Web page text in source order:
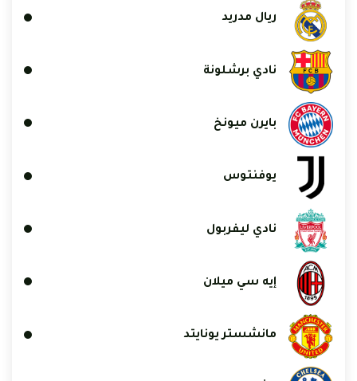
ريال مدريد
نادي برشلونة
بايرن ميونخ
يوفنتوس
نادي ليفربول
إيه سي ميلان
مانشستر يونايتد